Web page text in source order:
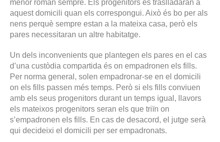
menor roman sempre. Els progenitors es traslladaran a
aquest domicili quan els correspongui. Això és bo per als
nens perquè sempre estan a la mateixa casa, però els
pares necessitaran un altre habitatge.
Un dels inconvenients que plantegen els pares en el cas
d’una custòdia compartida és on empadronen els fills.
Per norma general, solen empadronar-se en el domicili
on els fills passen més temps. Però si els fills conviuen
amb els seus progenitors durant un temps igual, llavors
els mateixos progenitors seran els que triïn on
s’empadronen els fills. En cas de desacord, el jutge serà
qui decideixi el domicili per ser empadronats.